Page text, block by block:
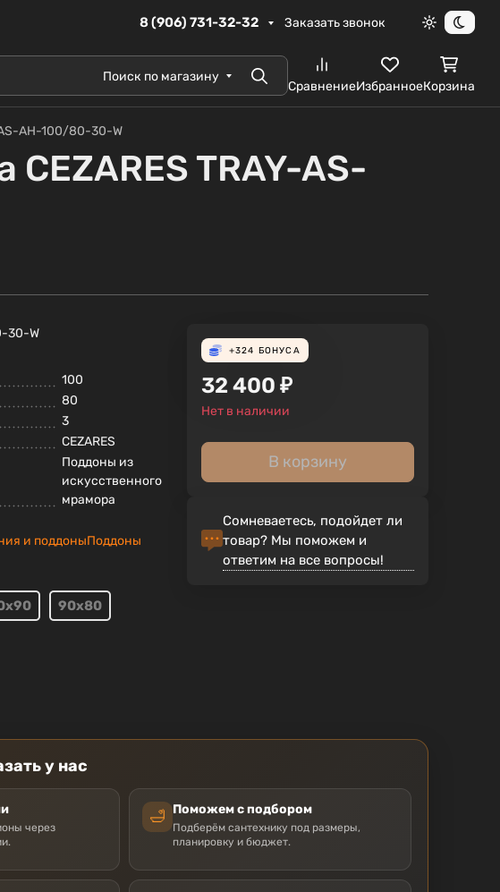
8 (906) 731-32-32 Заказать звонок
Светлая
Поиск по магазину ПоискСравнениеИзбранноеКорзина
AH-100/80-30-W
TRAY-AS-
30-W
100
80
3
CEZARES
Поддоны из
искусственного
мрамора
и поддоныПоддоны
90х80
+324 БОНУСА
32 400 ₽
Нет в наличии
В корзину
Сомневаетесь, подойдет ли
товар? Мы поможем и
ответим на все вопросы!
у нас
через
🛁 Поможем с подбором
Подберём сантехнику под размеры,
планировку и бюджет.